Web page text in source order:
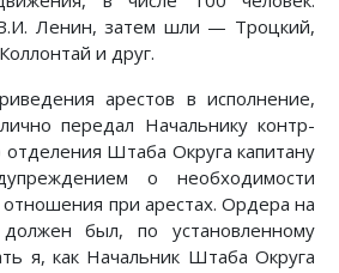
В.И. Ленин, затем шли — Троцкий,
и друг.
арестов в исполнение,
передал Начальнику контр-
отделения Штаба Округа капитану
о необходимости
отношения при арестах. Ордера на
был, по установленному
я, как Начальник Штаба Округа